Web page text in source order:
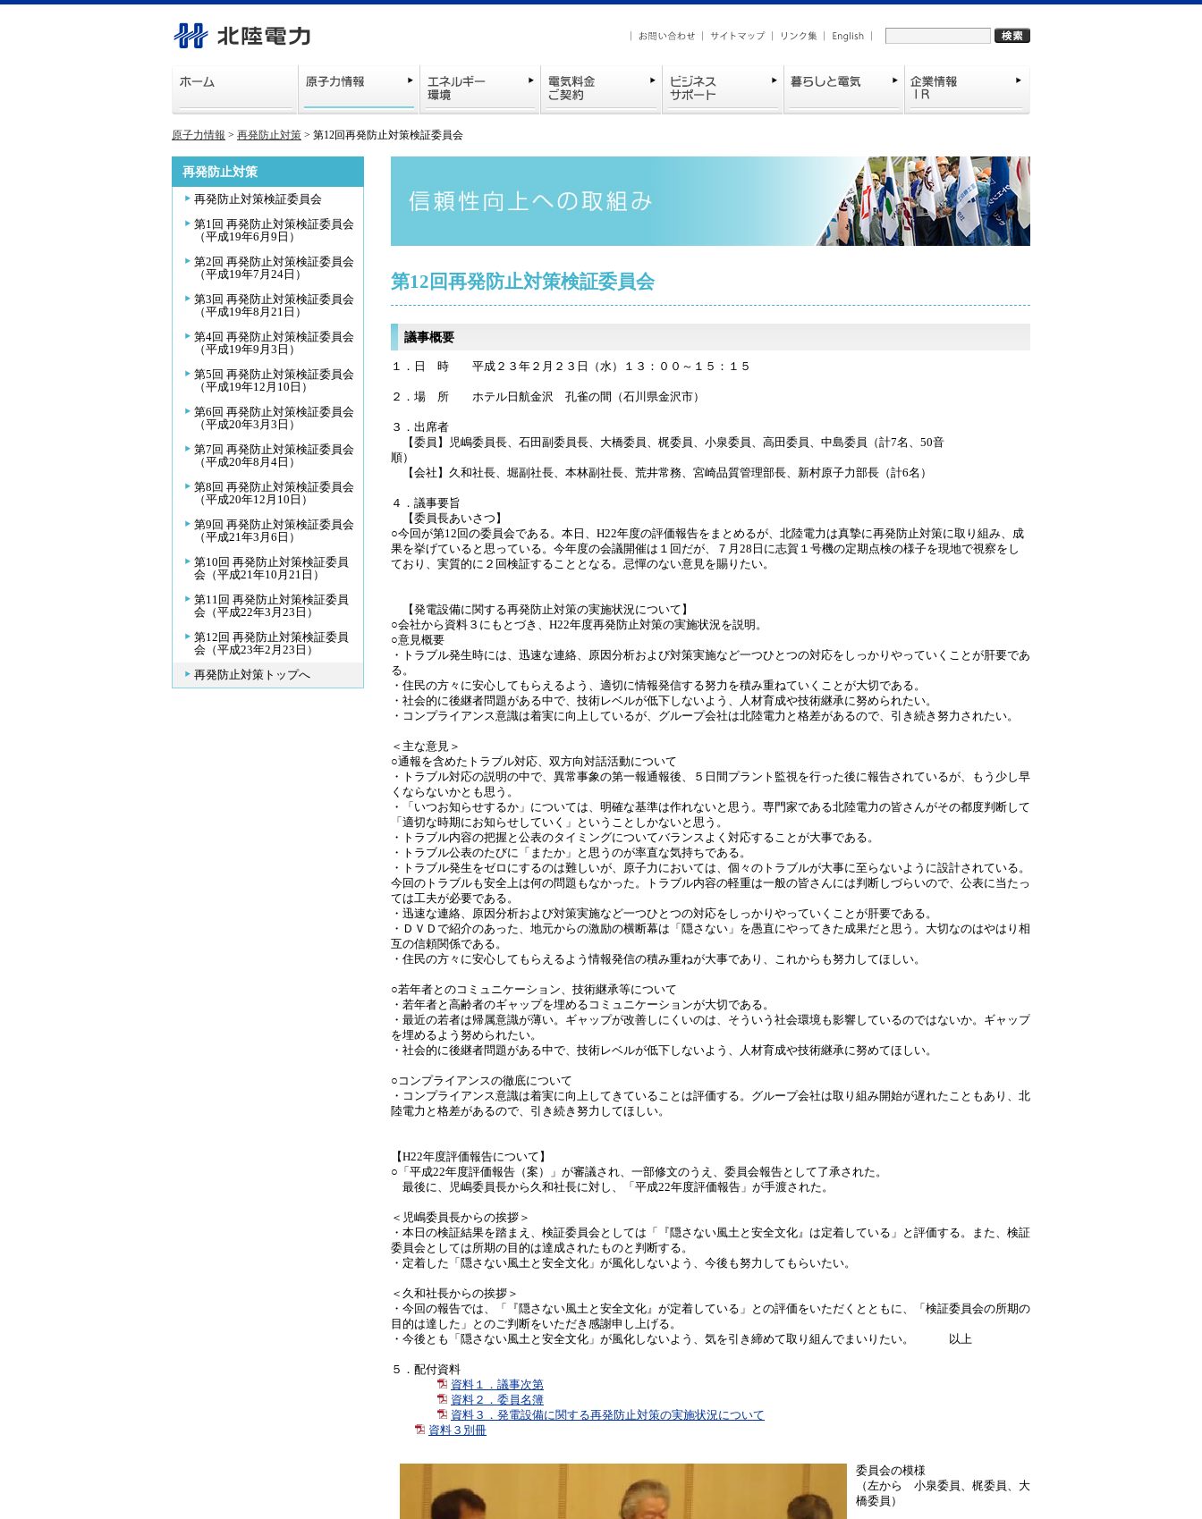
原子力情報 > 再発防止対策 > 第12回再発防止対策検証委員会
再発防止対策
再発防止対策検証委員会
第1回 再発防止対策検証委員会
（平成19年6月9日）
第2回 再発防止対策検証委員会
（平成19年7月24日）
第3回 再発防止対策検証委員会
（平成19年8月21日）
第4回 再発防止対策検証委員会
（平成19年9月3日）
第5回 再発防止対策検証委員会
（平成19年12月10日）
第6回 再発防止対策検証委員会
（平成20年3月3日）
第7回 再発防止対策検証委員会
（平成20年8月4日）
第8回 再発防止対策検証委員会
（平成20年12月10日）
第9回 再発防止対策検証委員会
（平成21年3月6日）
第10回 再発防止対策検証委員
会（平成21年10月21日）
第11回 再発防止対策検証委員
会（平成22年3月23日）
第12回 再発防止対策検証委員
会（平成23年2月23日）
再発防止対策トップへ
第12回再発防止対策検証委員会
議事概要
１．日 時 平成２３年２月２３日（水）１３：００～１５：１５
２．場 所 ホテル日航金沢 孔雀の間（石川県金沢市）
３．出席者
【委員】児嶋委員長、石田副委員長、大橋委員、梶委員、小泉委員、高田委員、中島委員（計7名、50音
順
【会社】久和社長、堀副社長、本林副社長、荒井常務、宮崎品質管理部長、新村原子力部長（計6名）
４．議事要旨
【委員長あいさつ】
○今回が第12回の委員会である。本日、H22年度の評価報告をまとめるが、北陸電力は真摯に再発防止対策に取り組み、成
果を挙げていると思っている。今年度の会議開催は１回だが、７月28日に志賀１号機の定期点検の様子を現地で視察をし
ており、実質的に２回検証することとなる。忌憚のない意見を賜りたい。
【発電設備に関する再発防止対策の実施状況について】
○会社から資料３にもとづき、H22年度再発防止対策の実施状況を説明。
○意見概要
・トラブル発生時には、迅速な連絡、原因分析および対策実施など一つひとつの対応をしっかりやっていくことが肝要であ
る。
・住民の方々に安心してもらえるよう、適切に情報発信する努力を積み重ねていくことが大切である。
・社会的に後継者問題がある中で、技術レベルが低下しないよう、人材育成や技術継承に努められたい。
・コンプライアンス意識は着実に向上しているが、グループ会社は北陸電力と格差があるので、引き続き努力されたい。
＜主な意見＞
○通報を含めたトラブル対応、双方向対話活動について
・トラブル対応の説明の中で、異常事象の第一報通報後、５日間プラント監視を行った後に報告されているが、もう少し早
くならないかとも思う。
・「いつお知らせするか」については、明確な基準は作れないと思う。専門家である北陸電力の皆さんがその都度判断して
「適切な時期にお知らせしていく」ということしかないと思う。
・トラブル内容の把握と公表のタイミングについてバランスよく対応することが大事である。
・トラブル公表のたびに「またか」と思うのが率直な気持ちである。
・トラブル発生をゼロにするのは難しいが、原子力においては、個々のトラブルが大事に至らないように設計されている。
今回のトラブルも安全上は何の問題もなかった。トラブル内容の軽重は一般の皆さんには判断しづらいので、公表に当たっ
ては工夫が必要である。
・迅速な連絡、原因分析および対策実施など一つひとつの対応をしっかりやっていくことが肝要である。
・ＤＶＤで紹介のあった、地元からの激励の横断幕は「隠さない」を愚直にやってきた成果だと思う。大切なのはやはり相
互の信頼関係である。
・住民の方々に安心してもらえるよう情報発信の積み重ねが大事であり、これからも努力してほしい。
○若年者とのコミュニケーション、技術継承等について
・若年者と高齢者のギャップを埋めるコミュニケーションが大切である。
・最近の若者は帰属意識が薄い。ギャップが改善しにくいのは、そういう社会環境も影響しているのではないか。ギャップ
を埋めるよう努められたい。
・社会的に後継者問題がある中で、技術レベルが低下しないよう、人材育成や技術継承に努めてほしい。
○コンプライアンスの徹底について
・コンプライアンス意識は着実に向上してきていることは評価する。グループ会社は取り組み開始が遅れたこともあり、北
陸電力と格差があるので、引き続き努力してほしい。
【H22年度評価報告について】
○「平成22年度評価報告（案）」が審議され、一部修文のうえ、委員会報告として了承された。
最後に、児嶋委員長から久和社長に対し、「平成22年度評価報告」が手渡された。
＜児嶋委員長からの挨拶＞
・本日の検証結果を踏まえ、検証委員会としては「『隠さない風土と安全文化』は定着している」と評価する。また、検証
委員会としては所期の目的は達成されたものと判断する。
・定着した「隠さない風土と安全文化」が風化しないよう、今後も努力してもらいたい。
＜久和社長からの挨拶＞
・今回の報告では、「『隠さない風土と安全文化』が定着している」との評価をいただくとともに、「検証委員会の所期の
目的は達した」とのご判断をいただき感謝申し上げる。
・今後とも「隠さない風土と安全文化」が風化しないよう、気を引き締めて取り組んでまいりたい。 以上
５．配付資料
資料１．議事次第
資料２．委員名簿
資料３．発電設備に関する再発防止対策の実施状況について
資料３別冊
委員会の模様
（左から 小泉委員、梶委員、大
橋委員）